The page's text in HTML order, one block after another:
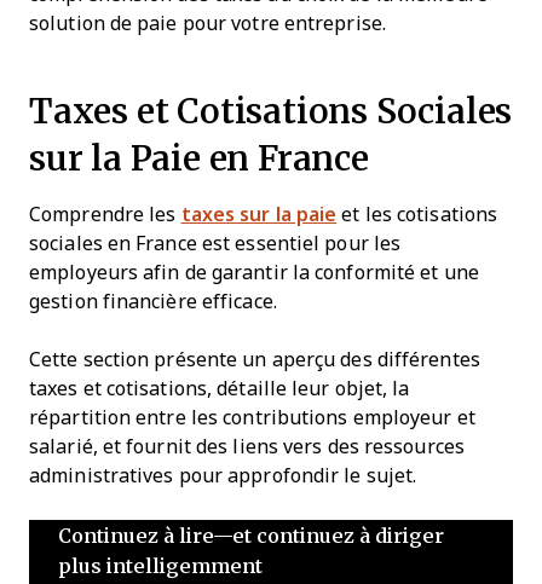
solution de paie pour votre entreprise.
Taxes et Cotisations Sociales
sur la Paie en France
Comprendre les taxes sur la paie et les cotisations
sociales en France est essentiel pour les
employeurs afin de garantir la conformité et une
gestion financière efficace.
Cette section présente un aperçu des différentes
taxes et cotisations, détaille leur objet, la
répartition entre les contributions employeur et
salarié, et fournit des liens vers des ressources
administratives pour approfondir le sujet.
Continuez à lire—et continuez à diriger
plus intelligemment